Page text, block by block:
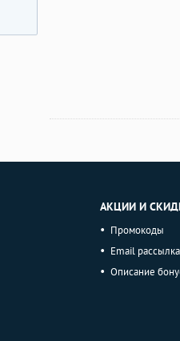
АКЦИИ И
Промокоды
Email рассылка
Описание